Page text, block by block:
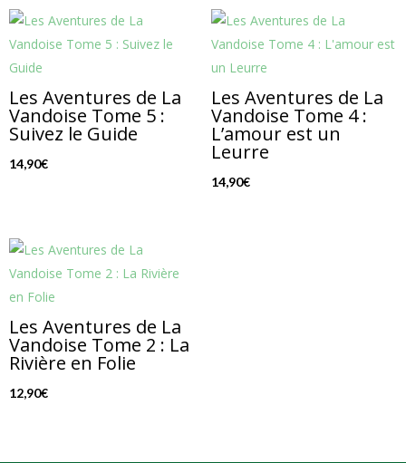
Les Aventures de La
Vandoise Tome 5 :
Suivez le Guide
14,90€
Les Aventures de La
Vandoise Tome 4 :
L’amour est un
Leurre
14,90€
Les Aventures de La
Vandoise Tome 2 : La
Rivière en Folie
12,90€